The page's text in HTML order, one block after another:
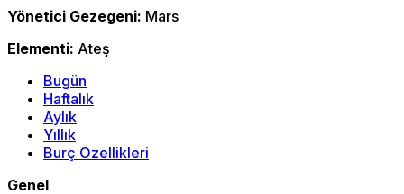
Yönetici Gezegeni: Mars
Elementi: Ateş
Bugün
Haftalık
Aylık
Yıllık
Burç Özellikleri
Genel